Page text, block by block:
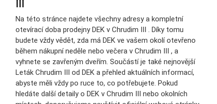
III
Na této stránce najdete všechny adresy a kompletní
otevírací doba prodejny DEK v Chrudim III . Díky tomu
budete vždy vědět, zda má DEK ve vašem okolí otevřeno
během nákupní neděle nebo večera v Chrudim III , a
vyhnete se zavřeným dveřím. Součástí je také nejnovější
Leták Chrudim III od DEK a přehled aktuálních informací,
abyste měli vždy po ruce to, co potřebujete. Pokud
hledáte další detaily o DEK v Chrudim III nebo okolních